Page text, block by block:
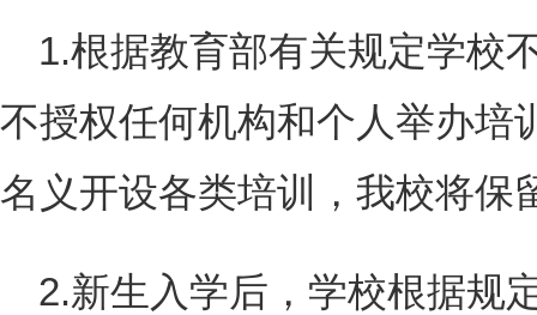
1.根据教育部有关规定学校
不授权任何机构和个人举办培
名义开设各类培训，我校将保
2.新生入学后，学校根据规